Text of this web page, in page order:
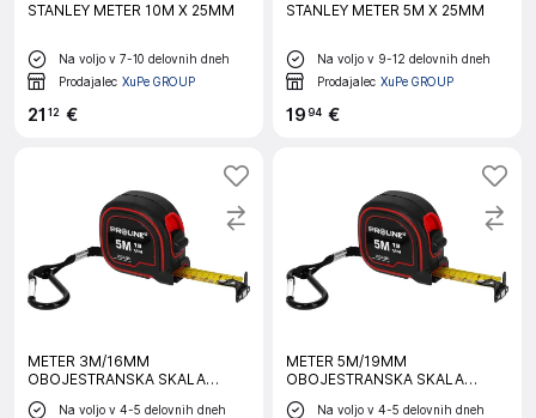
STANLEY METER 10M X 25MM
Na voljo v 7-10 delovnih dneh
Prodajalec XuPe GROUP
21 12 €
STANLEY METER 5M X 25MM
Na voljo v 9-12 delovnih dneh
Prodajalec XuPe GROUP
1994 €
METER 3M/16MM
OBOJESTRANSKA SKALA
MAGNET NYLON
Na voljo v 4-5 delovnih dneh
METER 5M/19MM
OBOJESTRANSKA SKALA
MAGNET NYLON
Na voljo v 4-5 delovnih dneh